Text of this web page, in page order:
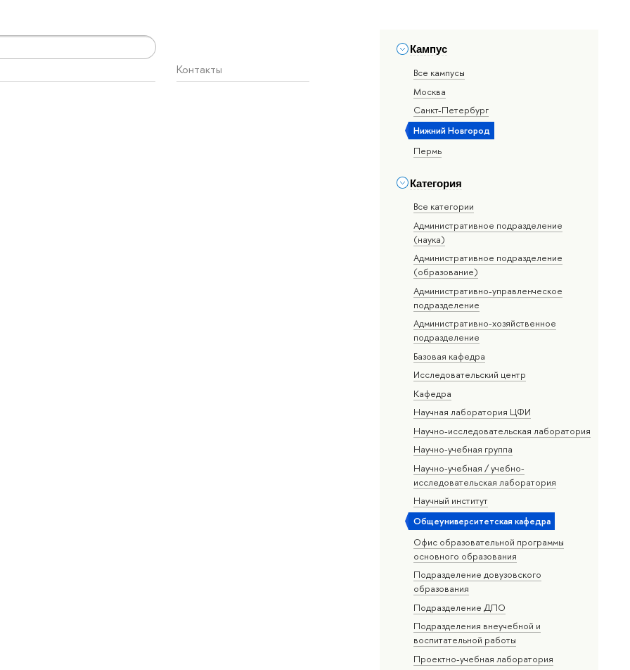
Кампус
Все кампусы
Москва
Санкт-Петербург
Нижний Новгород
Пермь
Категория
Все категории
Административное подразделение
(наука)
Административное подразделение
(образование)
Административно-управленческое
подразделение
Административно-хозяйственное
подразделение
Базовая кафедра
Исследовательский центр
Кафедра
Научная лаборатория ЦФИ
Научно-исследовательская лаборатория
Научно-учебная группа
Научно-учебная / учебно-
исследовательская лаборатория
Научный институт
Общеуниверситетская кафедра
Офис образовательной программы
основного образования
Подразделение довузовского
образования
Подразделение ДПО
Подразделения внеучебной и
воспитательной работы
Проектно-учебная лаборатория
Контакты